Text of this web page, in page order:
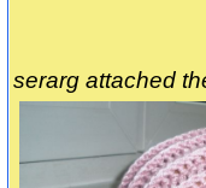
serarg attached